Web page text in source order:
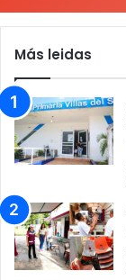
Más leidas